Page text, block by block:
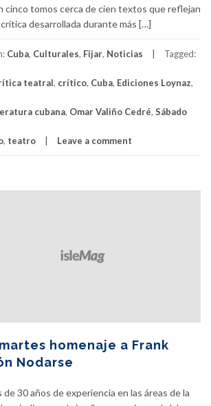
cinco tomos cerca de cien textos que reflejan
desarrollada durante más […]
Cuba, Culturales, Fijar, Noticias Tagged:
teatral, crítico, Cuba, Ediciones Loynaz,
cubana, Omar Valiño Cedré, Sábado
, teatro Leave a comment
homenaje a Frank
Nodarse
de 30 años de experiencia en las áreas de la